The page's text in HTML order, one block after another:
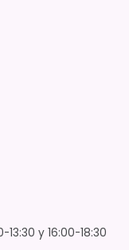
13:30 y 16:00-18:30